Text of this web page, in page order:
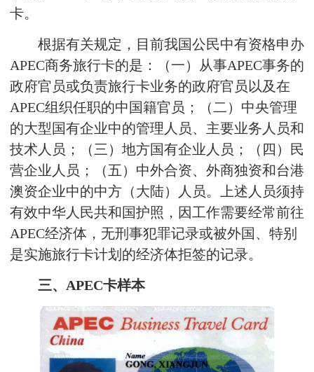
卡。
根据有关规定，目前我国公民中有资格申办
APEC商务旅行卡的是：（一）从事APEC事务的
政府官员或负责旅行卡业务的政府官员以及在
APEC组织任职的中国籍官员；（二）中央管理
的大型国有企业中的管理人员、主要业务人员和
技术人员；（三）地方国有企业人员；（四）民
营企业人员；（五）中外合资、外商独资和台港
澳资企业中的中方（大陆）人员。上述人员须持
有效中华人民共和国护照，因工作需要经常前往
APEC经济体，无刑事犯罪记录或被外国、特别
是实施旅行卡计划的经济体拒签的记录。
三、APEC卡样本